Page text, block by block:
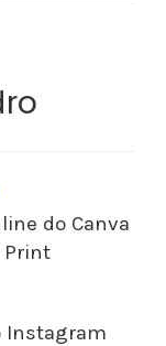
do Canva
Print
Instagram